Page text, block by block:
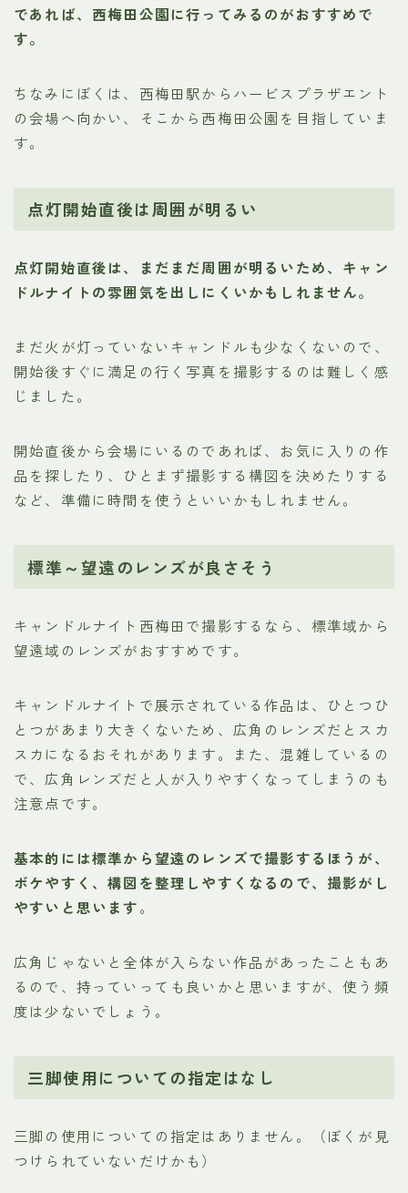
であれば、西梅田公園に行ってみるのがおすすめで
す。
ちなみにぼくは、西梅田駅からハービスプラザエント
の会場へ向かい、そこから西梅田公園を目指していま
す。
点灯開始直後は周囲が明るい
点灯開始直後は、まだまだ周囲が明るいため、キャン
ドルナイトの雰囲気を出しにくいかもしれません。
まだ火が灯っていないキャンドルも少なくないので、
開始後すぐに満足の行く写真を撮影するのは難しく感
じました。
開始直後から会場にいるのであれば、お気に入りの作
品を探したり、ひとまず撮影する構図を決めたりする
など、準備に時間を使うといいかもしれません。
標準～望遠のレンズが良さそう
キャンドルナイト西梅田で撮影するなら、標準域から
望遠域のレンズがおすすめです。
キャンドルナイトで展示されている作品は、ひとつひ
とつがあまり大きくないため、広角のレンズだとスカ
スカになるおそれがあります。また、混雑しているの
で、広角レンズだと人が入りやすくなってしまうのも
注意点です。
基本的には標準から望遠のレンズで撮影するほうが、
ボケやすく、構図を整理しやすくなるので、撮影がし
やすいと思います。
広角じゃないと全体が入らない作品があったこともあ
るので、持っていっても良いかと思いますが、使う頻
度は少ないでしょう。
三脚使用についての指定はなし
三脚の使用についての指定はありません。（ぼくが見
つけられていないだけかも）